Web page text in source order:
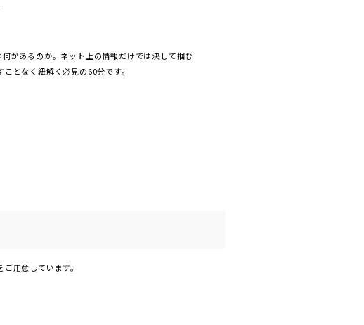
があるのか。ネット上の情報だけでは決して掴む
となく紐解く必見の60分です。
用意しています。